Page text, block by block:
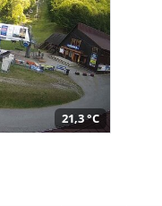
21,3 °C